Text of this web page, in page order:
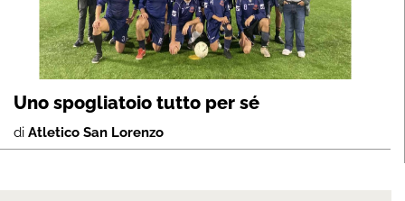
Uno spogliatoio tutto per sé
di Atletico San Lorenzo